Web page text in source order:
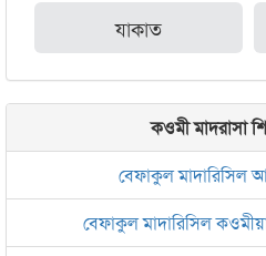
যাকাত
কওমী মাদরাসা
বেফাকুল মাদারিসিল
বেফাকুল মাদারিসিল